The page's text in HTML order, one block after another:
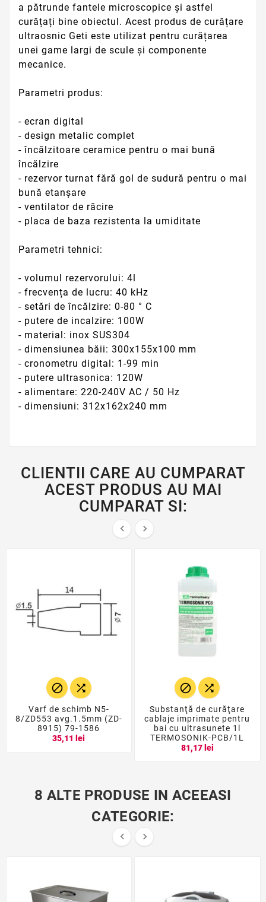
a pătrunde fantele microscopice și astfel
curățați bine obiectul. Acest produs de curățare
ultraosnic Geti este utilizat pentru curățarea
unei game largi de scule și componente
mecanice.
Parametri produs:
- ecran digital
- design metalic complet
- încălzitoare ceramice pentru o mai bună
încălzire
- rezervor turnat fără gol de sudură pentru o mai
bună etanșare
- ventilator de răcire
- placa de baza rezistenta la umiditate
Parametri tehnici:
- volumul rezervorului: 4l
- frecvența de lucru: 40 kHz
- setări de încălzire: 0-80 ° C
- putere de incalzire: 100W
- material: inox SUS304
- dimensiunea băii: 300x155x100 mm
- cronometru digital: 1-99 min
- putere ultrasonica: 120W
- alimentare: 220-240V AC / 50 Hz
- dimensiuni: 312x162x240 mm
CLIENTII CARE AU CUMPARAT
ACEST PRODUS AU MAI
CUMPARAT SI:
 
 
Varf de schimb N5-
8/ZD553 avg.1.5mm (ZD-
8915) 79-1586
35,11 lei
 
Substanţă de curăţare
cablaje imprimate pentru
bai cu ultrasunete 1l
TERMOSONIK-PCB/1L
81,17 lei
8 ALTE PRODUSE IN ACEEASI
CATEGORIE:
 